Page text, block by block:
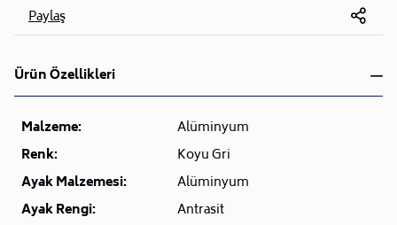
Paylaş
Ürün Özellikleri
Malzeme:
Alüminyum
Renk:
Koyu Gri
Ayak Malzemesi:
Alüminyum
Ayak Rengi:
Antrasit